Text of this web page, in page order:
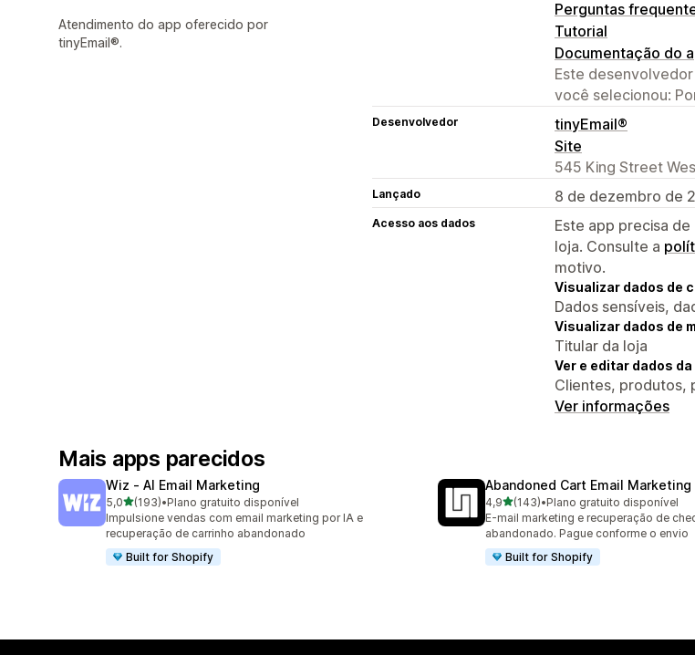
Atendimento do app oferecido por
tinyEmail®.
Perguntas
Tutorial
Documentação do
Este
você selecionou:
Desenvolvedor
tinyEmail®
Site
545 King Street
Lançado 8 de dezembro de
Acesso aos dados
Este app precisa
loja. Consulte a
motivo.
Visualizar dados de
Dados sensíveis,
Visualizar dados de
Titular da loja
Ver e editar dados da
Clientes, produtos,
Ver informações
Mais apps parecidos
Wiz ‑ AI Email Marketing
5,0de 5 estrelas
(193)
193 avaliações ao todo
•Plano gratuito disponível
Impulsione vendas com email marketing por IA e
recuperação de carrinho abandonado
Built for Shopify
Abandoned Cart Email Marketing
4,9de 5 estrelas
(143)
143 avaliações ao todo
•Plano gratuito disponível
E-mail marketing e recuperação de
abandonado. Pague conforme o envio
Built for Shopify